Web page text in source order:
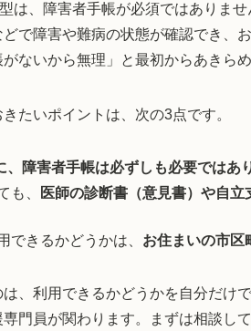
は、障害者手帳が必須ではありま
どで障害や難病の状態が確認でき、
ないから無理」と最初からあきら
たいポイントは、次の3点です。
、障害者手帳は必ずしも必要ではあ
も、
医師の診断書（意見書）や自立
できるかどうかは、 お住まいの市区
は、利用できるかどうかを自分だけ
門員が関わります。まずは相談し